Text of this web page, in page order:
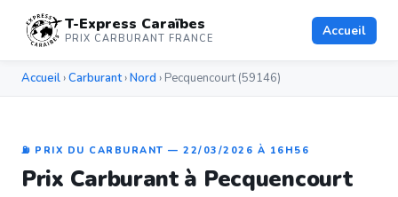
T-Express Caraïbes
PRIX CARBURANT FRANCE Accueil
Accueil ›Carburant›Nord › Pecquencourt (59146)
⛽ PRIX DU CARBURANT — 22/03/2026 À 16H56
Prix Carburant à Pecquencourt